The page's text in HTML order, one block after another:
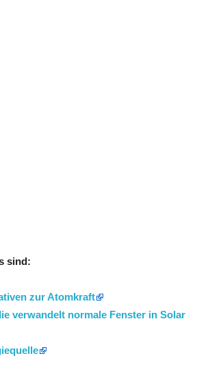
sind:
zur Atomkraft
verwandelt normale Fenster in Solar